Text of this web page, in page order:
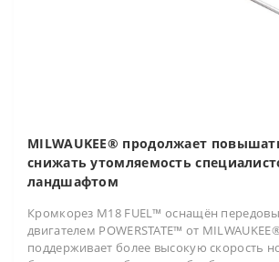
MILWAUKEE® продолжает
снижать утомляемость
ландшафтом
Кромкорез M18 FUEL™ оснащён
двигателем POWERSTATE™ от
поддерживает более высокую скорость